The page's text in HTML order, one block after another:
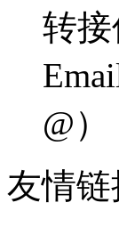
转
@）
友情链